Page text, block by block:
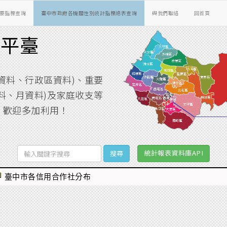
指標查詢 臺中市政府各機關性別統計指標總表查詢 與我們聯絡 回首頁
臺
料、行政區資料)、重要
、月資料)及家庭收支等
迎多加利用！
統計報表資料庫API
臺中市各信用合作社分布